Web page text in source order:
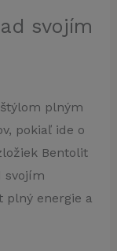
svojím
plným
pokiaľ ide o
Bentolit
svojím
plný energie a